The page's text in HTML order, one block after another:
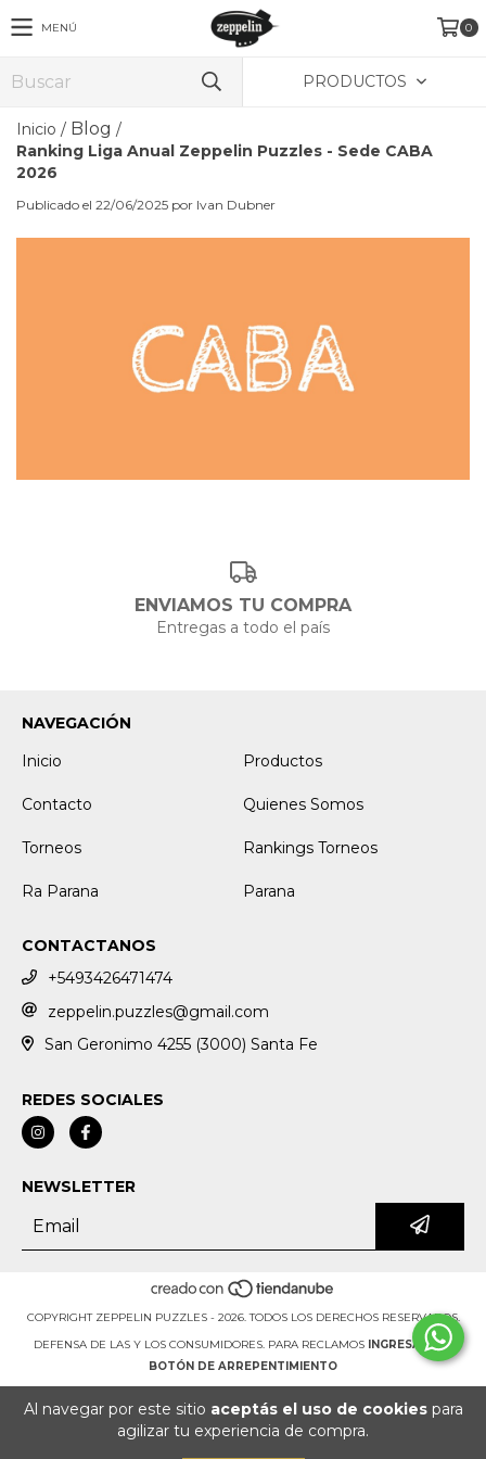
Al navegar por este sitio aceptás el uso de cookiespara
agilizar tu experiencia de compra.
MENÚ 0
PRODUCTOS
Inicio / Blog /
Ranking Liga Anual Zeppelin Puzzles - Sede CABA
2026
Publicado el 22/06/2025 por Ivan Dubner
ENVIAMOS TU COMPRA
Entregas a todo el país
NAVEGACIÓN
Inicio
Productos
Contacto Quienes Somos
Torneos Rankings Torneos
Ra Parana Parana
CONTACTANOS
+5493426471474
zeppelin.puzzles@gmail.com
San Geronimo 4255 (3000) Santa Fe
REDES SOCIALES
NEWSLETTER
COPYRIGHT ZEPPELIN PUZZLES - 2026. TODOS LOS DERECHOS RESERVADOS.
DEFENSA DE LAS Y LOS CONSUMIDORES. PARA RECLAMOS INGRESÁ ACÁ.
BOTÓN DE ARREPENTIMIENTO